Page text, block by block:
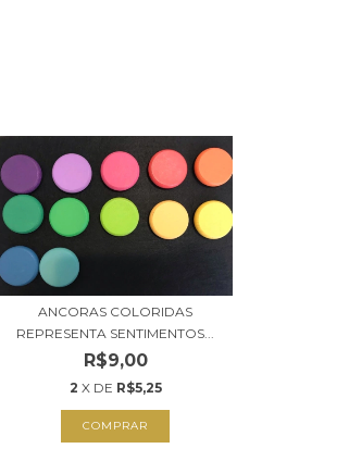
ANCORAS COLORIDAS
REPRESENTA SENTIMENTOS...
R$9,00
2 X DE R$5,25
COMPRAR